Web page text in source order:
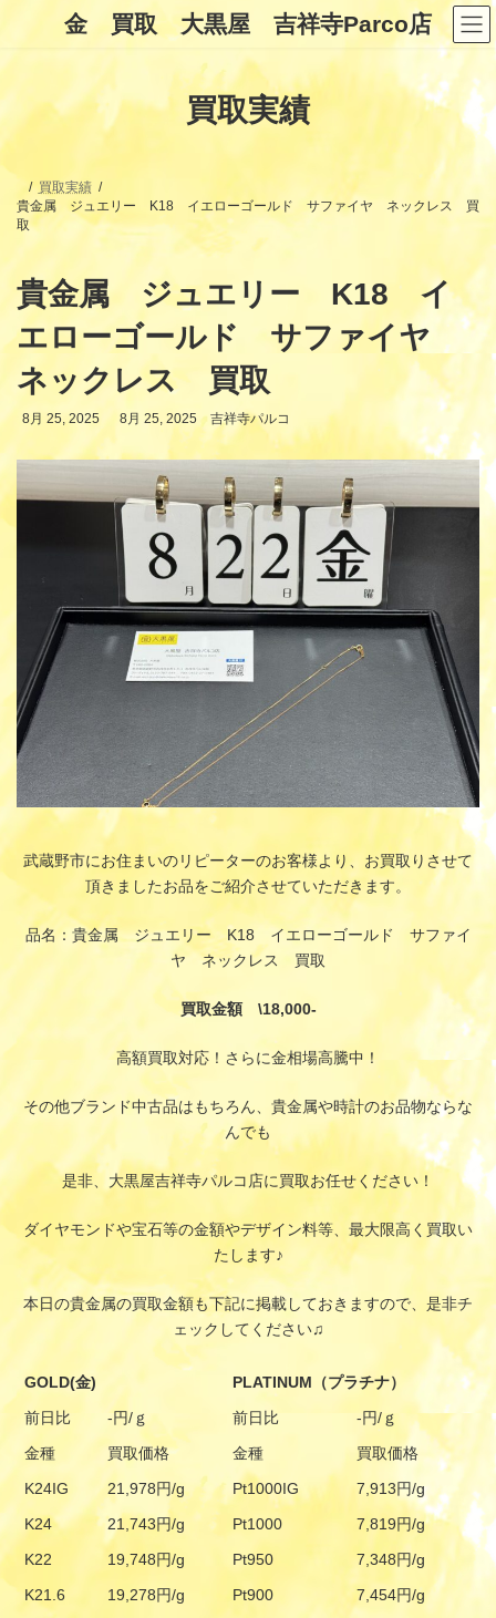
ン
キ
ッ
ー
に
移
金 買取 大黒屋 吉祥寺Parco店
買取実績
買取実績
貴金属 ジュエリー K18 イエローゴールド サファイヤ ネックレス 買
取
貴金属 ジュエリー K18 イ
エローゴールド サファイヤ
ネックレス 買取
8月 25, 2025
最
更
日
時
8月 25, 2025 吉祥寺パルコ
武蔵野市にお住まいのリピーターのお客様より、お買取りさせて
頂きましたお品をご紹介させていただきます。
品名：貴金属 ジュエリー K18 イエローゴールド サファイ
ヤ ネックレス 買取
買取金額 \18,000-
高額買取対応！さらに金相場高騰中！
その他ブランド中古品はもちろん、貴金属や時計のお品物ならな
んでも
是非、大黒屋吉祥寺パルコ店に買取お任せください！
ダイヤモンドや宝石等の金額やデザイン料等、最大限高く買取い
たします♪
本日の貴金属の買取金額も下記に掲載しておきますので、是非チ
ェックしてください♫
GOLD(金)
PLATINUM（プラチナ）
前日比
-円/ｇ 前日比
-円/ｇ
金種
買取価格 金種
買取価格
K24IG
21,978円/g Pt1000IG
7,913円/g
K24
21,743円/g Pt1000
7,819円/g
K22
19,748円/g Pt950
7,348円/g
K21.6
19,278円/g Pt900
7,454円/g